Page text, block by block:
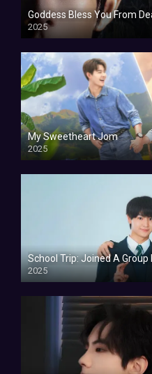
Goddess Bless You From
2025
My Sweetheart Jom
2025
School Trip: Joined A Group
2025